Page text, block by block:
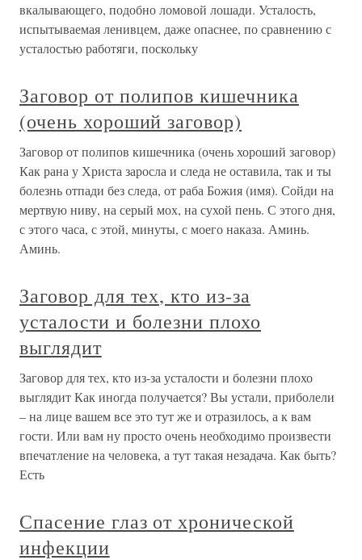
вкалывающего, подобно ломовой лошади. Усталость,
испытываемая ленивцем, даже опаснее, по сравнению с
усталостью работяги, поскольку
Заговор от полипов кишечника
(очень хороший заговор)
Заговор от полипов кишечника (очень хороший заговор)
Как рана у Христа заросла и следа не оставила, так и ты
болезнь отпади без следа, от раба Божия (имя). Сойди на
мертвую ниву, на серый мох, на сухой пень. С этого дня,
с этого часа, с этой, минуты, с моего наказа. Аминь.
Аминь.
Заговор для тех, кто из-за
усталости и болезни плохо
выглядит
Заговор для тех, кто из-за усталости и болезни плохо
выглядит Как иногда получается? Вы устали, приболели
– на лице вашем все это тут же и отразилось, а к вам
гости. Или вам ну просто очень необходимо произвести
впечатление на человека, а тут такая незадача. Как быть?
Есть
Спасение глаз от хронической
инфекции